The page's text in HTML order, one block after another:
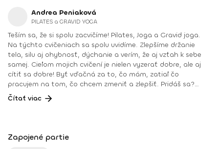
Andrea Peniaková
PILATES a GRAVID YOGA
Teším sa, že si spolu zacvičíme! Pilates, Joga a Gravid joga.
Na týchto cvičeniach sa spolu uvidíme. Zlepšíme držanie
tela, silu aj ohybnosť, dýchanie a verím, že aj vzťah k sebe
samej. Cieľom mojich cvičení je nielen vyzerať dobre, ale aj
cítiť sa dobre! Byť vďačná za to, čo mám, zatiaľ čo
pracujem na tom, čo chcem zmeniť a zlepšiť. Pridáš sa?
Teším sa na teba na online lekciách vo Fitshakeri, aj vo
Fitshaker podcaste! Taktiež osobne na mojich hodinách v
týchto stránkach: FB: www.facebook.com/flowandrea9 IG :
@andrea_mindfulflow Dosiahnuté vzdelanie: • Špecializačný
Čítať viac
Zapojené partie